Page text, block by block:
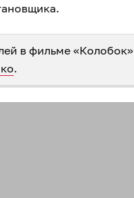
в фильме «Колобок»
.